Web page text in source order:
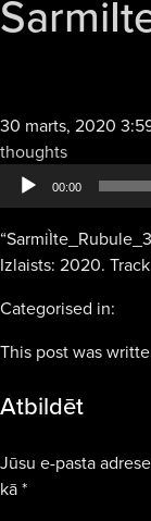
30 marts, 2020
thoughtsAudio
atskaņotājs
00:00
Izlaists: 2020. Track
Categorised in:
This post was
Atbildēt
Jūsu e-pasta
kā*